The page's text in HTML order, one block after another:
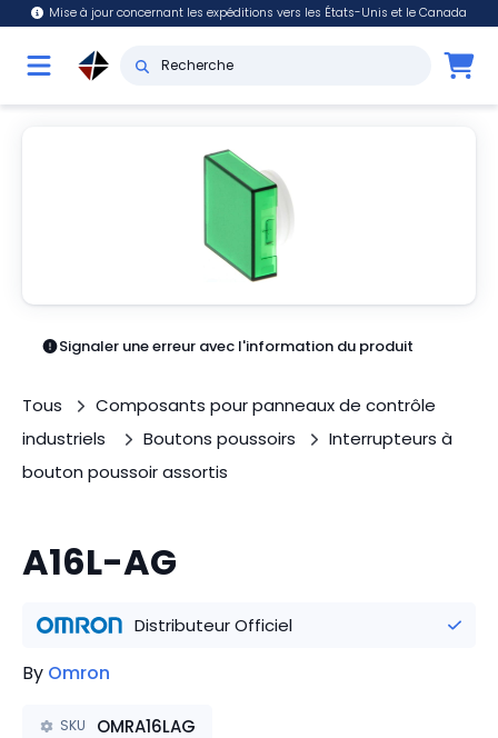
Mise à jour concernant les expéditions vers les États-Unis et le Canada
Signaler une erreur avec l'information du produit
Tous
Composants pour panneaux de contrôle
industriels
Boutons poussoirs
Interrupteurs à
bouton poussoir assortis
A16L-AG
Distributeur Officiel
By Omron
SKU OMRA16LAG